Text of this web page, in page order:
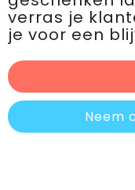
verras je
je voor een
Neem